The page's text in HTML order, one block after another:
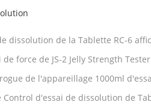
dissolution de la Tablette RC-6
force de JS-2 Jelly Strength Tester
de l'appareillage 1000ml
d'essai de dissolution de